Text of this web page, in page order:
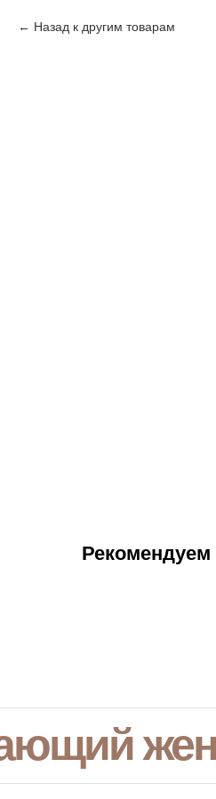
Назад к другим товарам
Рекомендуем